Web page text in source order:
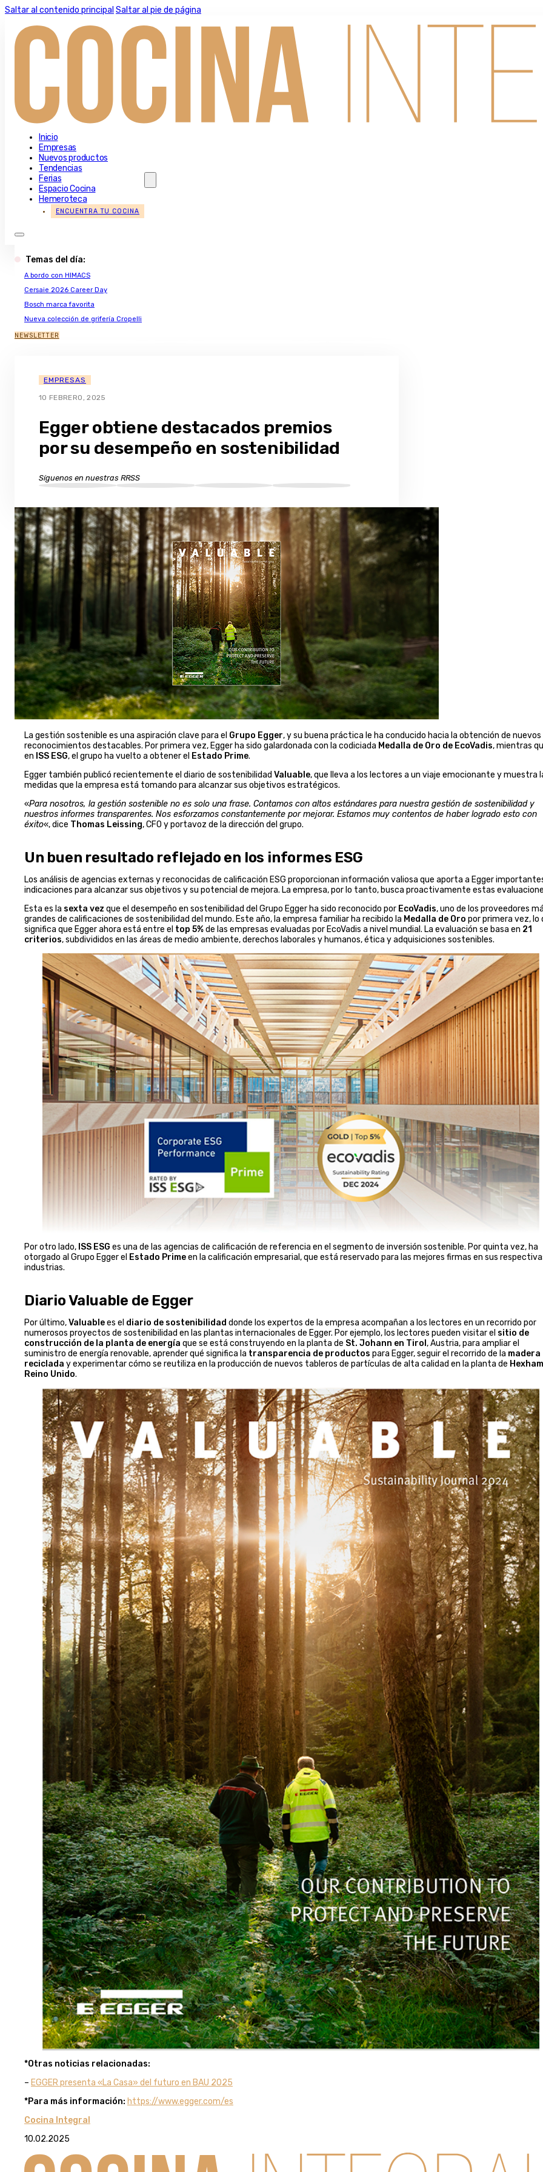
Saltar al contenido principal Saltar al pie de página
Inicio
Empresas
Nuevos productos
Tendencias
Ferias
Espacio Cocina
Hemeroteca
ENCUENTRA TU COCINA
Temas del día:
A bordo con HIMACS
Cersaie 2026 Career Day
Bosch marca favorita
Nueva colección de grifería Cropelli
NEWSLETTER
EMPRESAS
10 FEBRERO, 2025
Egger obtiene destacados premios
por su desempeño en sostenibilidad
Síguenos en nuestras RRSS
La gestión sostenible es una aspiración clave para el Grupo Egger, y su buena práctica le ha conducido hacia la obtención de nuevos
reconocimientos destacables. Por primera vez, Egger ha sido galardonada con la codiciada Medalla de Oro de EcoVadis, mientras
en ISS ESG, el grupo ha vuelto a obtener el Estado Prime.
Egger también publicó recientemente el diario de sostenibilidad Valuable, que lleva a los lectores a un viaje emocionante y muestra
medidas que la empresa está tomando para alcanzar sus objetivos estratégicos.
«Para nosotros, la gestión sostenible no es solo una frase. Contamos con altos estándares para nuestra gestión de sostenibilidad y
nuestros informes transparentes. Nos esforzamos constantemente por mejorar. Estamos muy contentos de haber logrado esto con
éxito«, dice Thomas Leissing, CFO y portavoz de la dirección del grupo.
Un buen resultado reflejado en los informes ESG
Los análisis de agencias externas y reconocidas de calificación ESG proporcionan información valiosa que aporta a Egger
indicaciones para alcanzar sus objetivos y su potencial de mejora. La empresa, por lo tanto, busca proactivamente estas
Esta es la sexta vez que el desempeño en sostenibilidad del Grupo Egger ha sido reconocido por EcoVadis, uno de los proveedores
grandes de calificaciones de sostenibilidad del mundo. Este año, la empresa familiar ha recibido la Medalla de Oro por primera vez, lo
significa que Egger ahora está entre el top 5%de las empresas evaluadas por EcoVadis a nivel mundial. La evaluación se basa en 21
criterios, subdivididos en las áreas de medio ambiente, derechos laborales y humanos, ética y adquisiciones sostenibles.
Por otro lado, ISS ESG es una de las agencias de calificación de referencia en el segmento de inversión sostenible. Por quinta vez, ha
otorgado al Grupo Eggerel Estado Primeen la calificación empresarial, que está reservado para las mejores firmas en sus
industrias.
Diario Valuable de Egger
Por último,Valuablees el diario de sostenibilidad donde los expertos de la empresa acompañan a los lectores en un recorrido por
numerosos proyectos de sostenibilidad en las plantas internacionales de Egger. Por ejemplo, los lectores pueden visitar el sitio de
construcción de la planta de energía que se está construyendo en la planta de St. Johann en Tirol , Austria, para ampliar el
suministro de energía renovable, aprender qué significa la transparencia de productos para Egger, seguir el recorrido de la madera
reciclada y experimentar cómo se reutiliza en la producción de nuevos tableros de partículas de alta calidad en la planta de
Reino Unido.
*Otras noticias relacionadas:
– EGGER presenta «La Casa» del futuro en BAU 2025
*Para más información: https://www.egger.com/es
Cocina Integral
10.02.2025